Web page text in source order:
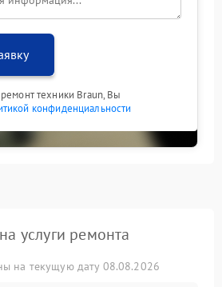
техники Braun, Вы
конфиденциальности
услуги ремонта
на текущую дату 08.08.2026